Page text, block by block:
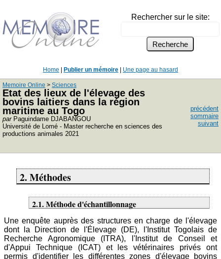
Rechercher sur le site:
Home Publier un mémoire Une page au hasard
Memoire Online > Sciences
Etat des lieux de l'élevage des
bovins laitiers dans la région
maritime au Togo
parPaguindame DJABANGOU
Université de Lomé - Master recherche en sciences des
productions animales 2021
précédent
sommaire
suivant
2. Méthodes
2.1. Méthode d'échantillonnage
Une enquête auprès des structures en charge de l'élevage
dont la Direction de l'Élevage (DE), l'Institut Togolais de
Recherche Agronomique (ITRA), l'Institut de Conseil et
d'Appui Technique (ICAT) et les vétérinaires privés ont
permis d'identifier les différentes zones d'élevage bovins